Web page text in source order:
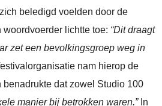
beledigd voelden door de
lichtte toe: “Dit draagt
zet een bevolkingsgroep weg in
nam hierop de
dat zowel Studio 100
manier bij betrokken waren.”In